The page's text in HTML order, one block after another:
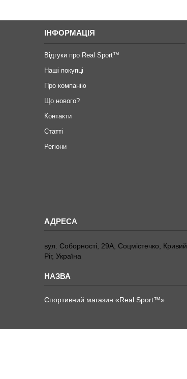
ІНФОРМАЦІЯ
Відгуки про Real Sport™
Наші покупці
Про компанію
Що нового?
Контакти
Статті
Регіони
вул. Соборності, 29А, Соцмістечко, Кривий
Ріг, Україна
Спортивний магазин «Real Sport™»